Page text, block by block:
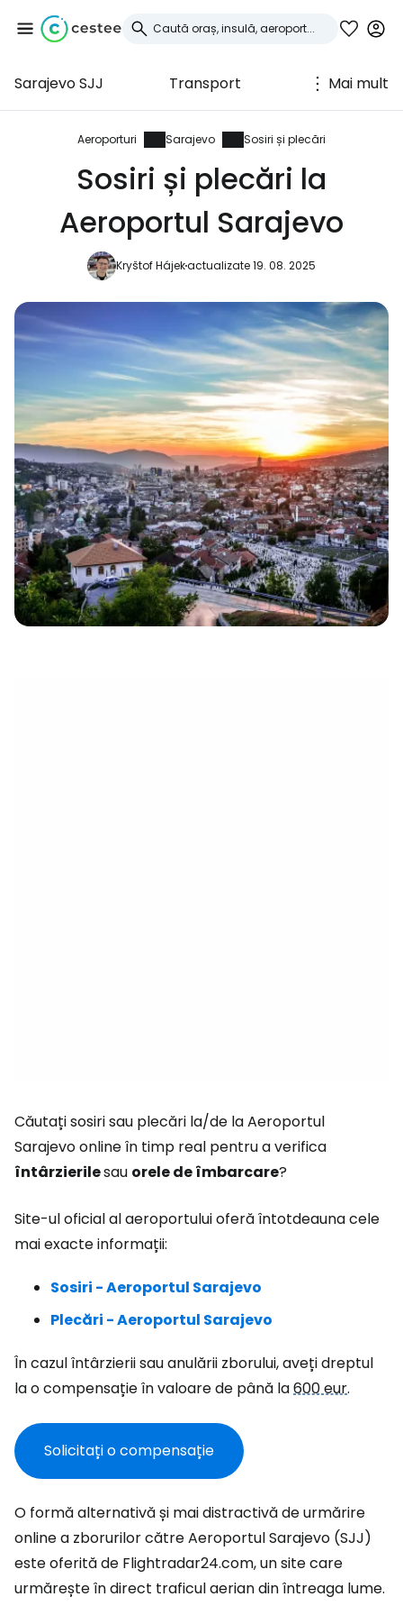
Sarajevo SJJ Transport Mai mult
Aeroporturi Sarajevo Sosiri și plecări
Sosiri și plecări la
Aeroportul Sarajevo
Kryštof Hájekactualizate 19. 08. 2025
Căutați sosiri sau plecări la/de la Aeroportul
Sarajevo online în timp real pentru a verifica
întârzierilesau orele de îmbarcare?
Site-ul oficial al aeroportului oferă întotdeauna cele
mai exacte informații:
Sosiri - Aeroportul Sarajevo
Plecări - Aeroportul Sarajevo
În cazul întârzierii sau anulării zborului, aveți dreptul
la o compensație în valoare de până la600 eur.
Solicitați o compensație
O formă alternativă și mai distractivă de urmărire
online a zborurilor către Aeroportul Sarajevo (SJJ)
este oferită de Flightradar24.com, un site care
urmărește în direct traficul aerian din întreaga lume.
Conectați-vă la
Cestee
... comunitatea mondială a călătorilor
Continuați cu Google
Continuați cu Facebook
Continuați cu e-mailul